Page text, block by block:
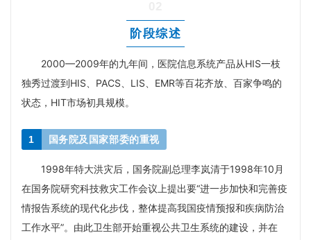
阶段综述
2000—2009年的九年间，医院信息系统产品从HIS一枝
独秀过渡到HIS、PACS、LIS、EMR等百花齐放、百家争鸣的
状态，HIT市场初具规模。
1 国务院及国家部委的重视
1998年特大洪灾后，国务院副总理李岚清于1998年10月
在国务院研究科技救灾工作会议上提出要“进一步加快和完善疫
情报告系统的现代化步伐，整体提高我国疫情预报和疾病防治
工作水平”。由此卫生部开始重视公共卫生系统的建设，并在